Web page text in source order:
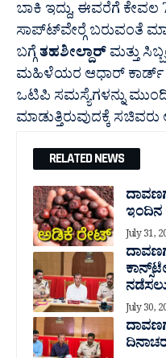
ಬಾಕಿ ಇದ್ದು, ಈವರೆಗೆ
ಸಾಪ್ಟ್‍ವೇರ್‍ಗೆ ಬರುವಂತೆ
ಬಗ್ಗೆತಹಶೀಲ್ದಾರ್ಮತ್ತು
ಮಹಿಳೆಯರ ಆಧಾರ್ ಕಾರ್ಡ್
ಒಟಿಪಿ ಸಮಸ್ಯೆಗಳನ್ನು
ಮಾಡುತ್ತಿರುವುದಕ್ಕೆ
RELATED NEWS
ಇಂದಿನ
July 31,
July 30,